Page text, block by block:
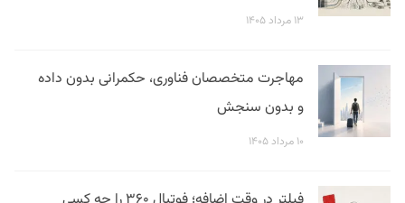
۱۳ مرداد ۱۴۰۵
مهاجرت متخصصان فناوری، حکمرانی بدون داده
و بدون سنجش
۱۰ مرداد ۱۴۰۵